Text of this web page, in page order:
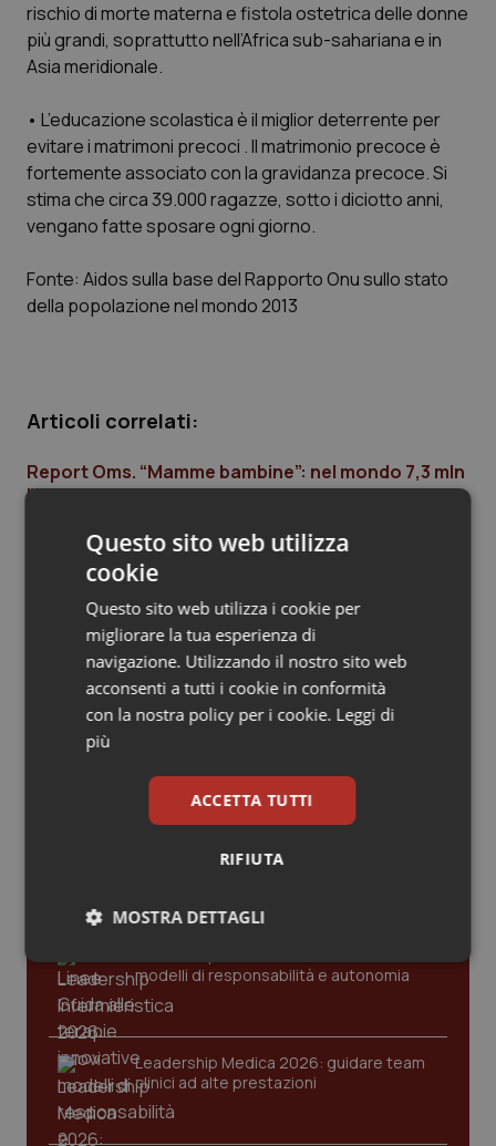
Lombardia
Marche
Molise
Piemonte
Provincia Autonoma di Trento
Sardegna
Sicilia
Toscana
Umbria
Valle D’Aosta
Veneto
Dolore
Donna & Salute
Epatiti
HIV
Ipertensione & Scompenso
Malattia di Crohn & Rettocolite Ulcerosa
Neuroscienze & patologie neurodegenerative
Obesità
Oftalmologia
Oncodermatologia
Oncoematologia
Psoriasi & pelle
Quotidiano Oncologia
Quotidiano Pediatria
Rene & patologie urogenitali
rischio di morte materna e fistola ostetrica delle donne
più grandi, soprattutto nell’Africa sub-sahariana e in
Asia meridionale.
• L’educazione scolastica è il miglior deterrente per
evitare i matrimoni precoci . Il matrimonio precoce è
fortemente associato con la gravidanza precoce. Si
stima che circa 39.000 ragazze, sotto i diciotto anni,
vengano fatte sposare ogni giorno.
Fonte: Aidos sulla base del Rapporto Onu sullo stato
della popolazione nel mondo 2013
Articoli correlati:
Report Oms. “Mamme bambine”: nel mondo 7,3 mln
l’anno e 70.000 muoiono per complicazioni
01 Novembre 2013
© Riproduzione riservata
Ultime analisi e review da QS Pro
Gold
dalle Linee Guida alle terapie innovative
modelli di responsabilità e autonomia
Leadership Medica 2026: guidare team
clinici ad alte prestazioni
Questo sito web utilizza
cookie
Questo sito web utilizza i cookie per
migliorare la tua esperienza di
navigazione. Utilizzando il nostro sito web
acconsenti a tutti i cookie in conformità
con la nostra policy per i cookie. Leggi di
più
ACCETTA TUTTI
RIFIUTA
MOSTRA DETTAGLI
Necessari Statistici Marketing
Necessari